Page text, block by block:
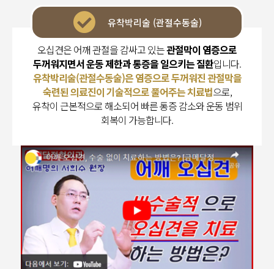
유착박리술 (관절수동술)
오십견은 어깨 관절을 감싸고 있는관절막이 염증으로
두꺼워지면서 운동 제한과 통증을 일으키는 질환입니다.
유착박리술(관절수동술)은 염증으로 두꺼워진 관절막을
숙련된 의료진이 기술적으로 풀어주는 치료법으로,
유착이 근본적으로 해소되어 빠른 통증 감소와 운동 범위
회복이 가능합니다.